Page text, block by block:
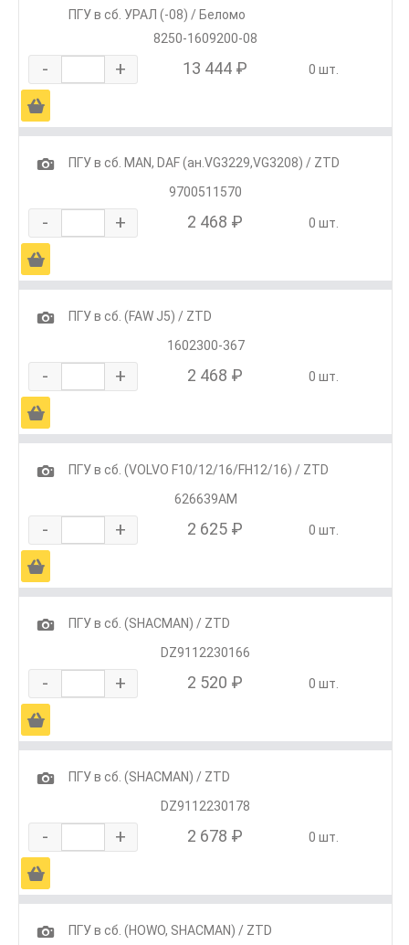
ПГУ в сб. УРАЛ (-08) / Беломо
8250-1609200-08
- + 13 444 ₽ 0 шт.
Ä
1
ПГУ в сб. MAN, DAF (ан.VG3229,VG3208) / ZTD
9700511570
- + 2 468 ₽ 0 шт.
Ä
1
ПГУ в сб. (FAW J5) / ZTD
1602300-367
- + 2 468 ₽ 0 шт.
Ä
1
ПГУ в сб. (VOLVO F10/12/16/FH12/16) / ZTD
626639AM
- + 2 625 ₽ 0 шт.
Ä
1
ПГУ в сб. (SHACMAN) / ZTD
DZ9112230166
- + 2 520 ₽ 0 шт.
Ä
1
ПГУ в сб. (SHACMAN) / ZTD
DZ9112230178
- + 2 678 ₽ 0 шт.
Ä
1
ПГУ в сб. (HOWO, SHACMAN) / ZTD